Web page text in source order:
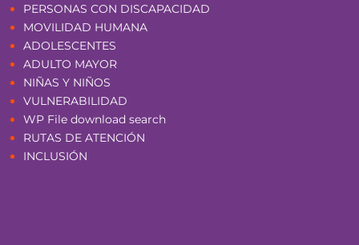
PERSONAS CON DISCAPACIDAD
MOVILIDAD HUMANA
ADOLESCENTES
ADULTO MAYOR
NIÑAS Y NIÑOS
VULNERABILIDAD
WP File download search
RUTAS DE ATENCIÓN
INCLUSIÓN